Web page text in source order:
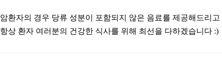
암환자의 경우 당류 성분이 포함되지 않은 음료를 제공해드리
항상 환자 여러분의 건강한 식사를 위해 최선을 다하겠습니다 :)